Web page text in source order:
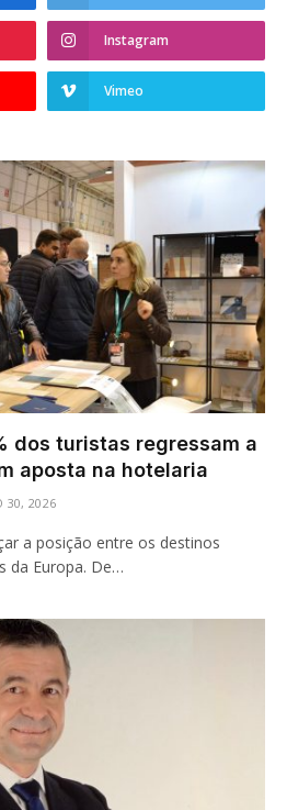
Instagram
Vimeo
dos turistas regressam a
aposta na hotelaria
30, 2026
a posição entre os destinos
da Europa. De…